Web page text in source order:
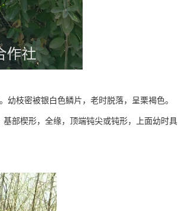
幼枝密被银白色鳞片，老时脱落，呈栗褐色。
部楔形，全缘，顶端钝尖或钝形，上面幼时具